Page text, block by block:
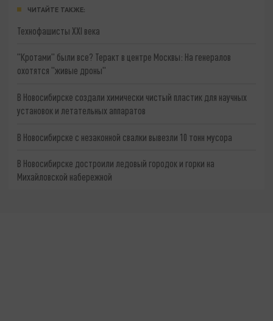
ЧИТАЙТЕ ТАКЖЕ:
Технофашисты XXI века
"Кротами" были все? Теракт в центре Москвы: На генералов
охотятся "живые дроны"
В Новосибирске создали химически чистый пластик для научных
установок и летательных аппаратов
В Новосибирске с незаконной свалки вывезли 10 тонн мусора
В Новосибирске достроили ледовый городок и горки на
Михайловской набережной